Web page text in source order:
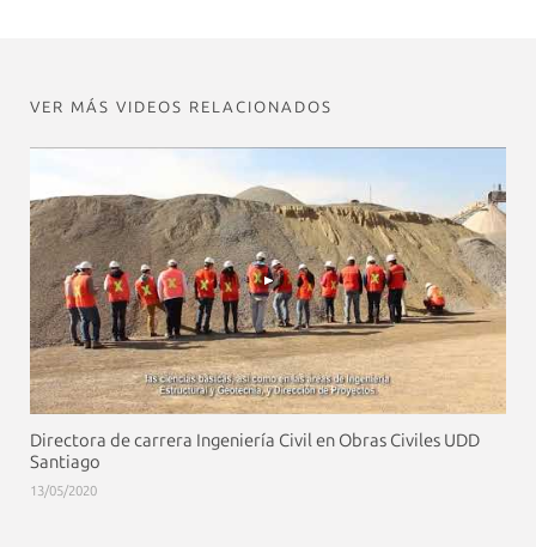
VER MÁS VIDEOS RELACIONADOS
Directora de carrera Ingeniería Civil en Obras Civiles UDD
Santiago
13/05/2020